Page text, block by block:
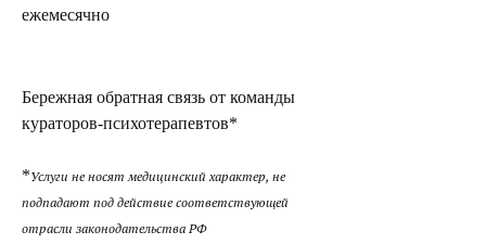
ежемесячно
Бережная обратная связь от команды
кураторов-психотерапевтов*
*Услуги не носят медицинский характер, не
подпадают под действие соответствующей
отрасли законодательства РФ